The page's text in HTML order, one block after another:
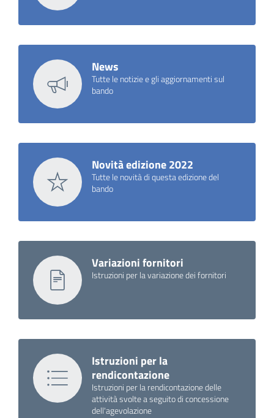
News
Tutte le notizie e gli aggiornamenti sul
bando
Novità edizione 2022
Tutte le novità di questa edizione del
bando
Variazioni fornitori
Istruzioni per la variazione dei fornitori
Istruzioni per la
rendicontazione
Istruzioni per la rendicontazione delle
attività svolte a seguito di concessione
dell'agevolazione